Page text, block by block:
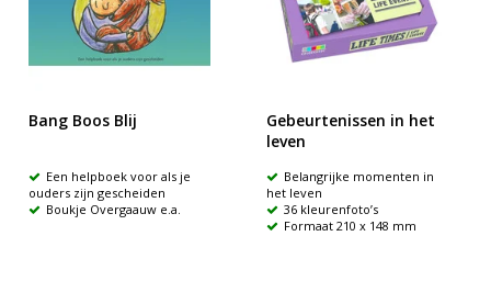
Bang Boos Blij
Een helpboek voor als je
ouders zijn gescheiden
Boukje Overgaauw e.a.
Gebeurtenissen in het
leven
Belangrijke momenten in
het leven
36 kleurenfoto’s
Formaat 210 x 148 mm